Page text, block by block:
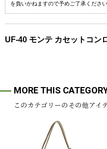
を負いかねますので予めご了承ください
UF-40 モンテ カセットコン
MORE THIS
このカテゴリーのその他アイ